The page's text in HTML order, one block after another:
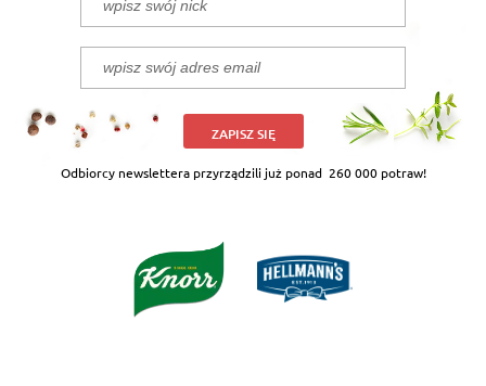
ZAPISZ SIĘ
Odbiorcy newslettera przyrządzili już ponad 260 000 potraw!